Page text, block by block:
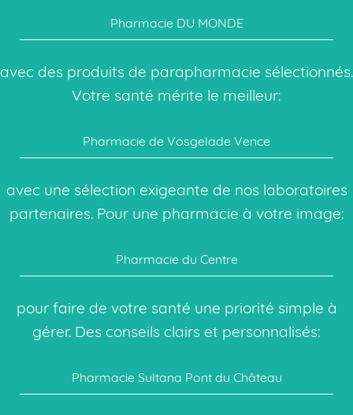
Pharmacie DU MONDE
avec des produits de parapharmacie sélectionnés.
Votre santé mérite le meilleur:
Pharmacie de Vosgelade Vence
avec une sélection exigeante de nos laboratoires
partenaires. Pour une pharmacie à votre image:
Pharmacie du Centre
pour faire de votre santé une priorité simple à
gérer. Des conseils clairs et personnalisés:
Pharmacie Sultana Pont du Château